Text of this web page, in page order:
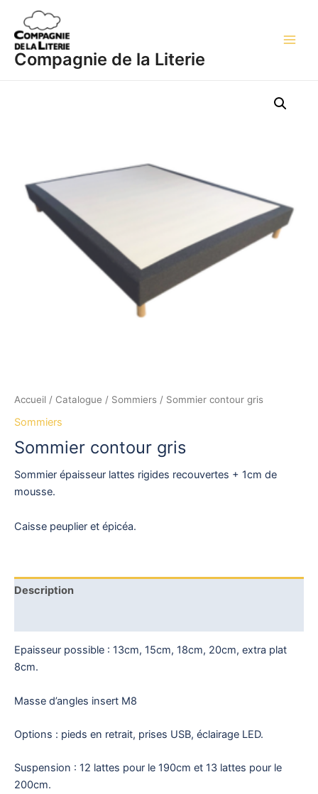
contenu
Compagnie de la Literie
Accueil / Catalogue / Sommiers / Sommier contour gris
Sommiers
Sommier contour gris
Sommier épaisseur lattes rigides recouvertes + 1cm de
mousse.
Caisse peuplier et épicéa.
Description
Epaisseur possible : 13cm, 15cm, 18cm, 20cm, extra plat
8cm.
Masse d’angles insert M8
Options : pieds en retrait, prises USB, éclairage LED.
Suspension : 12 lattes pour le 190cm et 13 lattes pour le
200cm.